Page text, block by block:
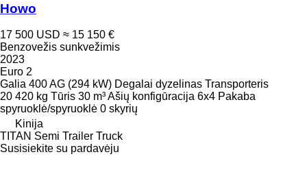
Howo
17 500 USD ≈ 15 150 €
Benzovežis sunkvežimis
2023
Euro 2
Galia 400 AG (294 kW) Degalai dyzelinas Transporteris
20 420 kg Tūris 30 m³Ašių konfigūracija 6x4 Pakaba
spyruoklė/spyruoklė 0 skyrių
Kinija
TITAN Semi Trailer Truck
Susisiekite su pardavėju